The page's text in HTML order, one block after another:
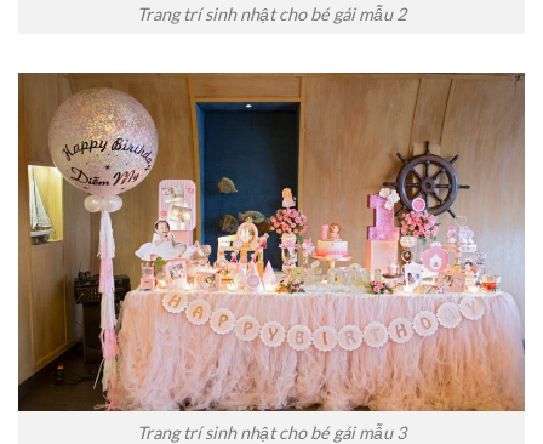
Trang trí sinh nhật cho bé gái mẫu 2
Trang trí sinh nhật cho bé gái mẫu 3